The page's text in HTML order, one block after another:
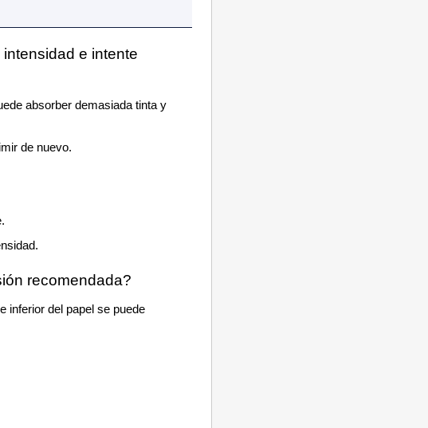
e intente
absorber demasiada tinta y
de nuevo.
recomendada?
inferior del papel se puede